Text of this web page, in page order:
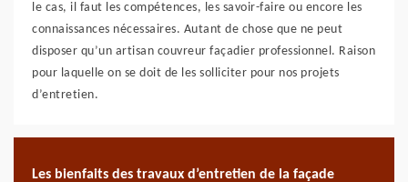
le cas, il faut les compétences, les savoir-faire ou encore les
connaissances nécessaires. Autant de chose que ne peut
disposer qu’un artisan couvreur façadier professionnel. Raison
pour laquelle on se doit de les solliciter pour nos projets
d’entretien.
Les bienfaits des travaux d’entretien de la façade